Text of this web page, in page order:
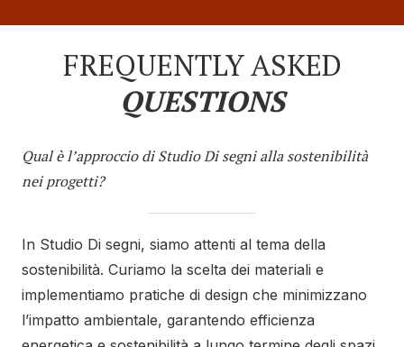
FREQUENTLY ASKED
QUESTIONS
Qual è l’approccio di Studio Di segni alla sostenibilità
nei progetti?
In Studio Di segni, siamo attenti al tema della
sostenibilità. Curiamo la scelta dei materiali e
implementiamo pratiche di design che minimizzano
l’impatto ambientale, garantendo efficienza